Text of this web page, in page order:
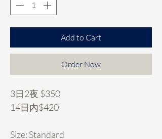
Add to Cart
Order Now
3日2夜 $350
14日內$420
Size: Standard